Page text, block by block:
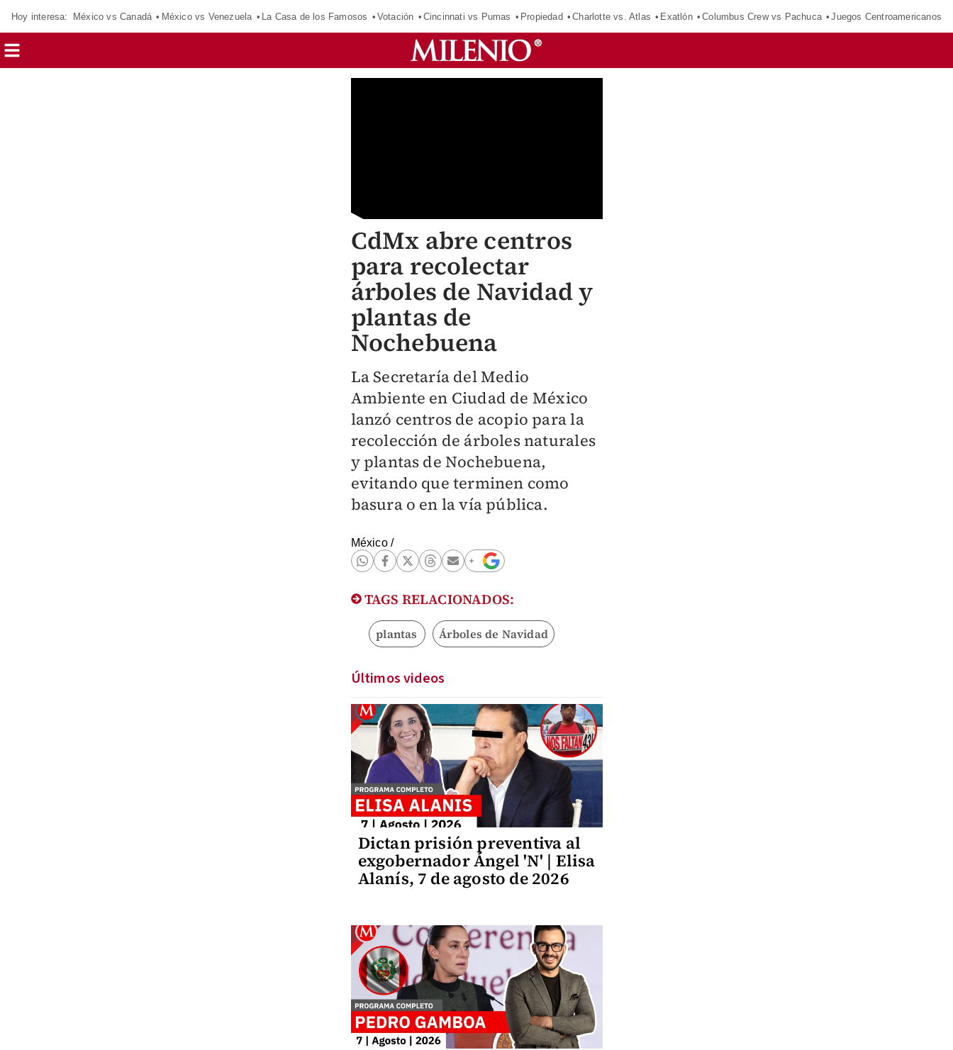
Hoy interesa: México vs Canadá México vs Venezuela La Casa de los Famosos Votación Cincinnati vs Pumas Propiedad Charlotte vs. Atlas Exatlón Columbus Crew vs Pachuca Juegos Centroamericanos
CdMx abre centros
para recolectar
árboles de Navidad y
plantas de
Nochebuena
La Secretaría del Medio
Ambiente en Ciudad de México
lanzó centros de acopio para la
recolección de árboles naturales
y plantas de Nochebuena,
evitando que terminen como
basura o en la vía pública.
México/
TAGS RELACIONADOS:
plantas Árboles de Navidad
Últimos videos
Dictan prisión preventiva al
exgobernador Ángel 'N' | Elisa
Alanís, 7 de agosto de 2026